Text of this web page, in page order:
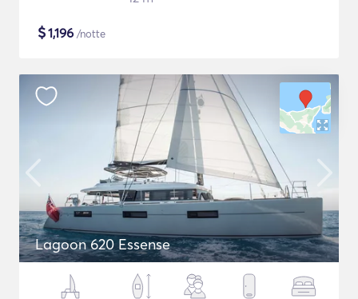
$1,196 /notte
Lagoon 620 Essense